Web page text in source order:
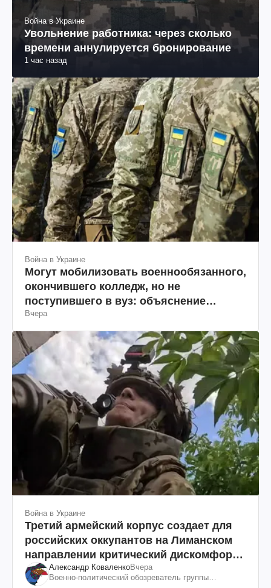
Война в Украине
Увольнение работника: через сколько
времени аннулируется бронирование
1 час назад
Война в Украине
Могут мобилизовать военнообязанного,
окончившего колледж, но не
поступившего в вуз: объяснение
юриста
Вчера
Война в Украине
Третий армейский корпус создает для
российских оккупантов на Лиманском
направлении критический дискомфорт:
как это удалось
Александр КоваленкоВчера
Военно-политический обозреватель группы